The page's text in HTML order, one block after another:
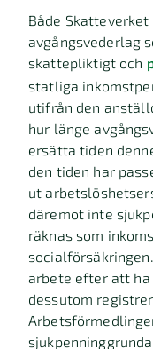
Både
avgångsvederlag
skattepliktigt och
statliga
utifrån den
hur länge
ersätta tiden
den tiden har
ut
däremot inte
räknas som
arbete efter att
dessutom